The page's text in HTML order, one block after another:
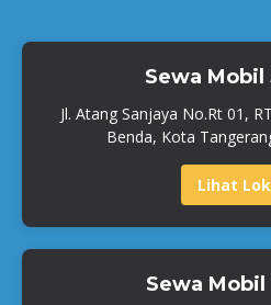
Sewa Mobil
Jl. Atang Sanjaya No.Rt 01,
Benda, Kota
Lihat
Sewa Mobil